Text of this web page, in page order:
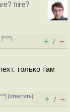
hire?
[^^^]
+ / –
только там
] [ответить]
+ / –